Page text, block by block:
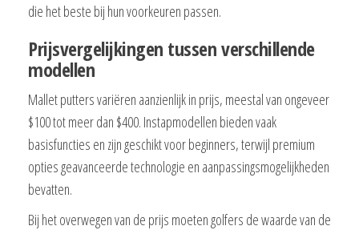
die het beste bij hun voorkeuren passen.
Prijsvergelijkingen tussen verschillende
modellen
Mallet putters variëren aanzienlijk in prijs, meestal van ongeveer
$100 tot meer dan $400. Instapmodellen bieden vaak
basisfuncties en zijn geschikt voor beginners, terwijl premium
opties geavanceerde technologie en aanpassingsmogelijkheden
bevatten.
Bij het overwegen van de prijs moeten golfers de waarde van de